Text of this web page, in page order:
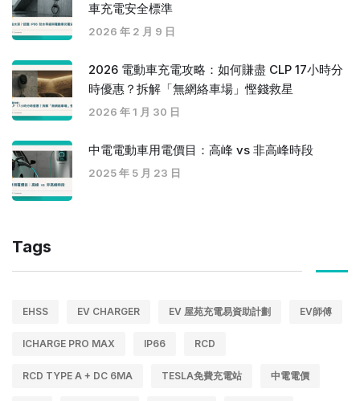
車充電安全標準
2026 年 2 月 9 日
2026 電動車充電攻略：如何賺盡 CLP 17小時分
時優惠？拆解「無網絡車場」慳錢救星
2026 年 1 月 30 日
中電電動車用電價目：高峰 vs 非高峰時段
2025 年 5 月 23 日
Tags
EHSS EV CHARGER EV 屋苑充電易資助計劃 EV師傅
ICHARGE PRO MAX IP66 RCD
RCD TYPE A + DC 6MA TESLA免費充電站 中電電價